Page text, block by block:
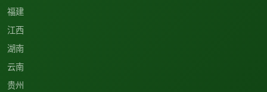
福建
江西
湖南
云南
贵州